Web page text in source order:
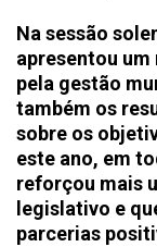
Na sessão
apresentou
pela gestão
também os
sobre os
este ano, em
reforçou mais
legislativo e
parcerias